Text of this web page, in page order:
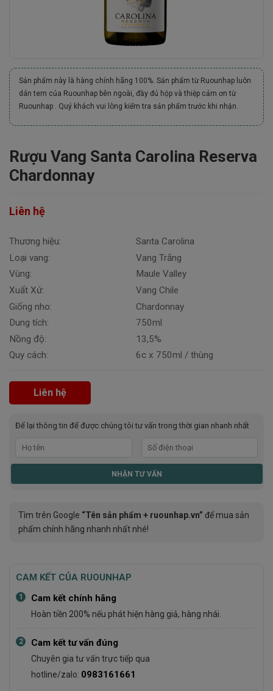
Sản phẩm này là hàng chính hãng 100%. Sản phẩm từ Ruounhap luôn
dán tem của Ruounhap bên ngoài, đầy đủ hộp và thiệp cảm ơn từ
Ruounhap . Quý khách vui lòng kiểm tra sản phẩm trước khi nhận.
Rượu Vang Santa Carolina Reserva
Chardonnay
Liên hệ
Thương hiệu:
Loại vang:
Vùng:
Xuất Xứ:
Giống nho:
Dung tích:
Nồng độ:
Quy cách:
Santa Carolina
Vang Trắng
Maule Valley
Vang Chile
Chardonnay
750ml
13,5%
6c x 750ml / thùng
Liên hệ
Để lại thông tin để được chúng tôi tư vấn trong thời gian nhanh nhất
Tìm trên Google “Tên sản phẩm + ruounhap.vn” để mua sản
phẩm chính hãng nhanh nhất nhé!
CAM KẾT CỦA RUOUNHAP
1 Cam kết chính hãng
Hoàn tiền 200% nếu phát hiện hàng giả, hàng nhái.
2 Cam kết tư vấn đúng
Chuyên gia tư vấn trực tiếp qua
hotline/zalo: 0983161661